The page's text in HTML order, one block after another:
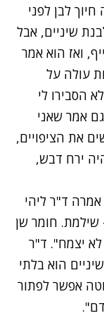
לבן לפני
שיניים, אבל
ואז הוא אמר
עולה על
הסבירו לי
אמר שאני
את הציפויים,
ירח דבש,
אמרה ד"ר ליהי
שילמת. חומר שן
לא יצמח". ד"ר
הוא בלתי
אפשר לפתור